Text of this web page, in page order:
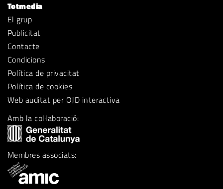
Totmedia
El grup
Publicitat
Contacte
Condicions
Política de privacitat
Política de cookies
Web auditat per OJD interactiva
Amb la col·laboració:
Membres associats: